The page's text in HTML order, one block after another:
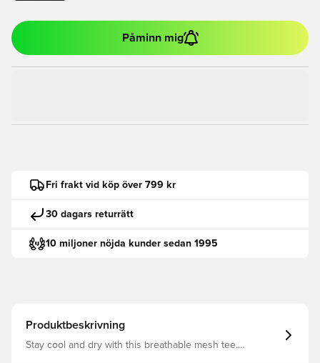
Påminn mig
Fri frakt vid köp över 799 kr
30 dagars returrätt
10 miljoner nöjda kunder sedan 1995
Produktbeskrivning
Stay cool and dry with this breathable mesh tee.